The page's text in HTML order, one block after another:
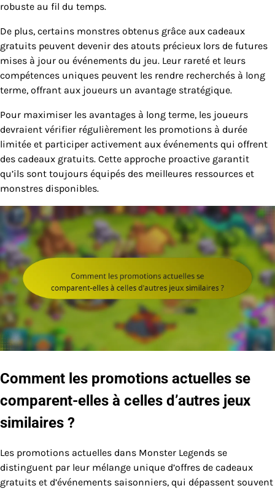
robuste au fil du temps.
De plus, certains monstres obtenus grâce aux cadeaux
gratuits peuvent devenir des atouts précieux lors de futures
mises à jour ou événements du jeu. Leur rareté et leurs
compétences uniques peuvent les rendre recherchés à long
terme, offrant aux joueurs un avantage stratégique.
Pour maximiser les avantages à long terme, les joueurs
devraient vérifier régulièrement les promotions à durée
limitée et participer activement aux événements qui offrent
des cadeaux gratuits. Cette approche proactive garantit
qu’ils sont toujours équipés des meilleures ressources et
monstres disponibles.
Comment les promotions actuelles se
comparent-elles à celles d’autres jeux
similaires ?
Les promotions actuelles dans Monster Legends se
distinguent par leur mélange unique d’offres de cadeaux
gratuits et d’événements saisonniers, qui dépassent souvent